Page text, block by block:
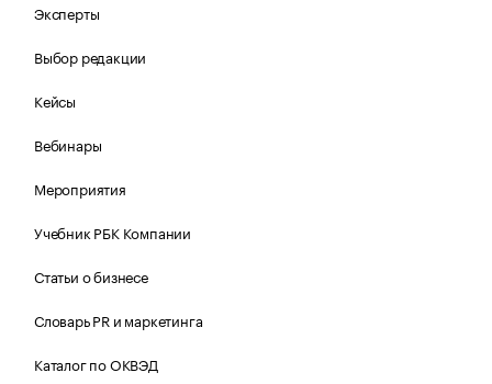
Эксперты
Выбор редакции
Кейсы
Вебинары
Мероприятия
Учебник РБК Компании
Статьи о бизнесе
Словарь PR и маркетинга
Каталог по ОКВЭД